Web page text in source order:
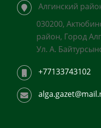
Алгинский
030200,
район, Город
Ул. А.
+77133743102